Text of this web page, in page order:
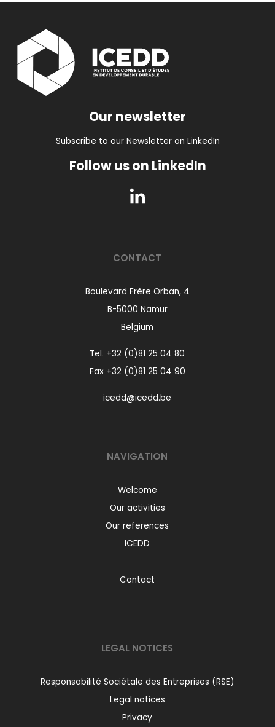
Our newsletter
Subscribe to our Newsletter on LinkedIn
Follow us on LinkedIn
CONTACT
Boulevard Frère Orban, 4
B-5000 Namur
Belgium
Tel. +32 (0)81 25 04 80
Fax +32 (0)81 25 04 90
icedd@icedd.be
NAVIGATION
Welcome
Our activities
Our references
ICEDD
Contact
LEGAL NOTICES
Responsabilité Sociétale des Entreprises (RSE)
Legal notices
Privacy